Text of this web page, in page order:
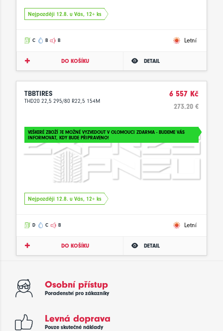
Nejpozději 12.8. u Vás, 12+ ks
C B B Letní
DO KOŠÍKU DETAIL
TBBTIRES
THD20 22,5 295/80 R22,5 154M
6 557 Kč
273.20 €
VEŠKERÉ ZBOŽÍ JE MOŽNÉ VYZVEDOUT V OLOMOUCI ZDARMA - BUDEME VÁS
INFORMOVAT, KDY BUDE PŘIPRAVENO!
Nejpozději 12.8. u Vás, 12+ ks
D C B Letní
DO KOŠÍKU DETAIL
Osobní přístup
Poradenství pro zákazníky
Levná doprava
Pouze skutečné náklady